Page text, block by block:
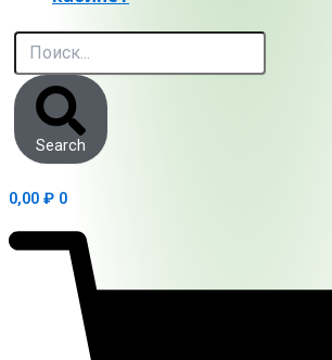
Search
0,00 ₽ 0